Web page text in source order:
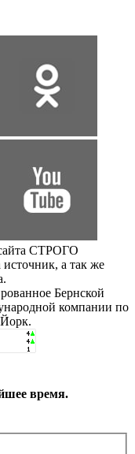
СТРОГО
а так же
Бернской
компании по
время.